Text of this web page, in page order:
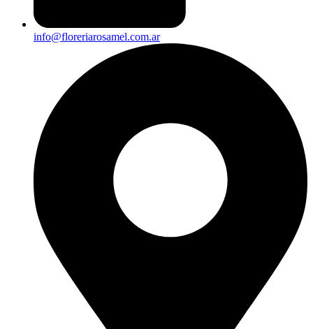
info@floreriarosamel.com.ar